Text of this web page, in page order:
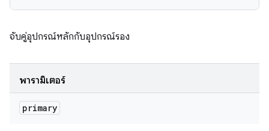
จับคู่อุปกรณ์หลักกับอุปกรณ์รอง
พารามิเตอร์
primary